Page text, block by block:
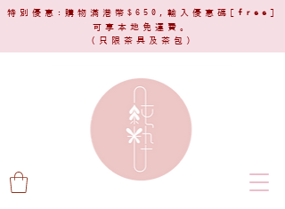
特別優惠:購物滿港幣$650,輸入優惠碼[ free ]
可享本地免運費。
(只限茶具及茶包)​